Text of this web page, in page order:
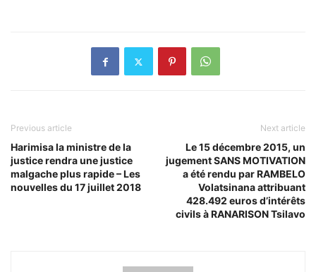
Previous article
Harimisa la ministre de la
justice rendra une justice
malgache plus rapide – Les
nouvelles du 17 juillet 2018
Next article
Le 15 décembre 2015, un
jugement SANS MOTIVATION
a été rendu par RAMBELO
Volatsinana attribuant
428.492 euros d’intérêts
civils à RANARISON Tsilavo